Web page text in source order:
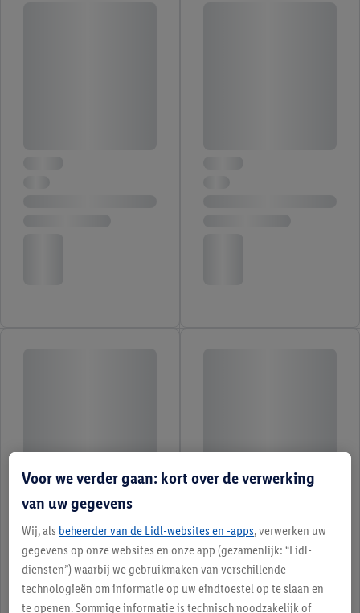
Voor we verder gaan: kort over de verwerking
van uw gegevens
Wij, als beheerder van de Lidl-websites en -apps, verwerken uw
gegevens op onze websites en onze app (gezamenlijk: “Lidl-
diensten”) waarbij we gebruikmaken van verschillende
technologieën om informatie op uw eindtoestel op te slaan en
te openen. Sommige informatie is technisch noodzakelijk of